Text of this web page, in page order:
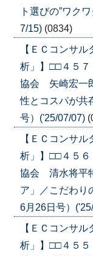
ト選びの”ワク
7/15) (0834)
【ＥＣコンサ
析」】□□４５
協会 矢崎宏一
性とコスパが共
号）('25/07/07)
【ＥＣコンサ
析」】□□４５
協会 清水将平
ア」／こだわり
6月26日号）
【ＥＣコンサ
析」】□□４５